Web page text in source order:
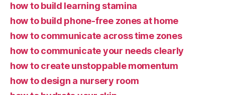
how to build learning stamina
how to build phone-free zones at home
how to communicate across time zones
how to communicate your needs clearly
how to create unstoppable momentum
how to design a nursery room